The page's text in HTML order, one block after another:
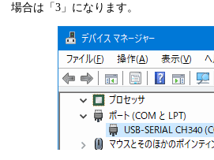
場合は「3」になります。